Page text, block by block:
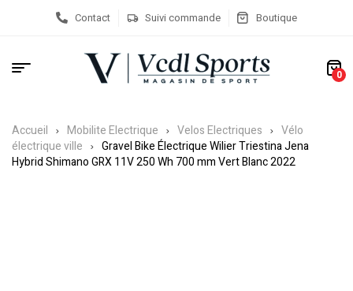
Contact Suivi commande Boutique
0
Accueil Mobilite Electrique Velos Electriques
Vélo
électrique ville
Gravel Bike Électrique Wilier Triestina Jena
Hybrid Shimano GRX 11V 250 Wh 700 mm Vert Blanc 2022